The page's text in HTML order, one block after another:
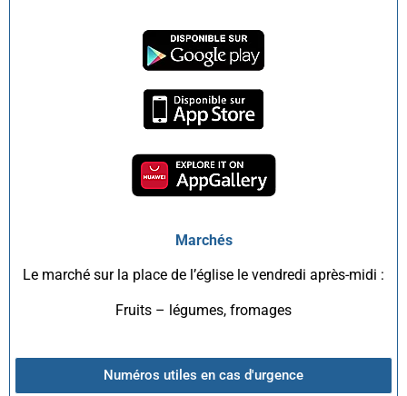
Marchés
Le marché sur la place de l’église le vendredi après-midi :
Fruits – légumes, fromages
Numéros utiles en cas d'urgence